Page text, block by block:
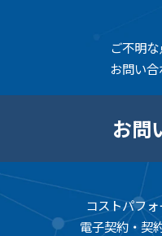
ご不明
お問い
お問
コストパフ
電子契約・契